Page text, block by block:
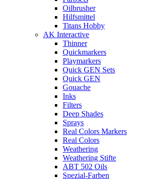
Oilbrusher
Hilfsmittel
Titans Hobby
AK Interactive
Thinner
Quickmarkers
Playmarkers
Quick GEN Sets
Quick GEN
Gouache
Inks
Filters
Deep Shades
Sprays
Real Colors Markers
Real Colors
Weathering
Weathering Stifte
ABT 502 Oils
Spezial-Farben